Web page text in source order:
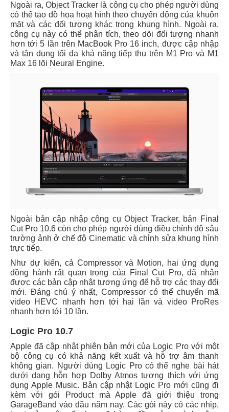
Ngoài ra, Object Tracker là công cụ cho phép người dùng
có thể tạo đồ họa hoạt hình theo chuyển động của khuôn
mặt và các đối tượng khác trong khung hình. Ngoài ra,
công cụ này có thể phân tích, theo dõi đối tượng nhanh
hơn tới 5 lần trên MacBook Pro 16 inch, được cập nhập
và tận dụng tối đa khả năng tiếp thu trên M1 Pro và M1
Max 16 lõi Neural Engine.
Ngoài bản cập nhập công cụ Object Tracker, bản Final
Cut Pro 10.6 còn cho phép người dùng điều chỉnh độ sâu
trường ảnh ở chế độ Cinematic và chỉnh sửa khung hình
trực tiếp.
Như dự kiến, cả Compressor và Motion, hai ứng dụng
đồng hành rất quan trọng của Final Cut Pro, đã nhận
được các bản cập nhật tương ứng để hỗ trợ các thay đổi
mới. Đáng chú ý nhất, Compressor có thể chuyển mã
video HEVC nhanh hơn tới hai lần và video ProRes
nhanh hơn tới 10 lần.
Logic Pro 10.7
Apple đã cập nhật phiên bản mới của Logic Pro với một
bộ công cụ có khả năng kết xuất và hỗ trợ âm thanh
không gian. Người dùng Logic Pro có thể nghe bài hát
dưới dạng hỗn hợp Dolby Atmos tương thích với ứng
dụng Apple Music. Bản cập nhật Logic Pro mới cũng đi
kèm với gói Product mà Apple đã giới thiệu trong
GarageBand vào đầu năm nay. Các gói này có các nhịp,